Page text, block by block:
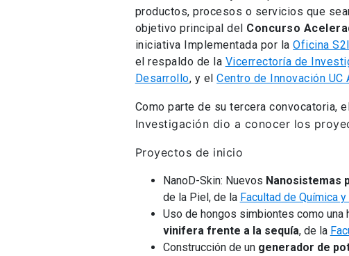
productos, procesos o servicios que
objetivo principal del Concurso
iniciativa Implementada por laOficina
el respaldo de la Vicerrectoría de
Desarrollo, y elCentro de Innovación UC
Como parte de su tercera convocatoria,
Investigación dio a conocer los
Proyectos de inicio
NanoD-Skin: Nuevos Nanosistemas
de la Piel, de la Facultad de Química
Uso de hongos simbiontes como una
vinifera frente a la sequía, de la
Construcción de un generador de